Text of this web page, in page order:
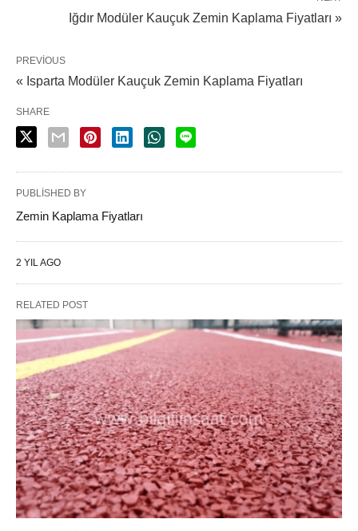
Iğdır Modüler Kauçuk Zemin Kaplama Fiyatları »
PREVIOUS
« Isparta Modüler Kauçuk Zemin Kaplama Fiyatları
SHARE
PUBLISHED BY
Zemin Kaplama Fiyatları
2 YIL AGO
RELATED POST